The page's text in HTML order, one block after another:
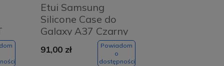
Etui Samsung
Silicone Case do
Galaxy A37 Czarny
91,00 zł
Powiadom
o
dostępności